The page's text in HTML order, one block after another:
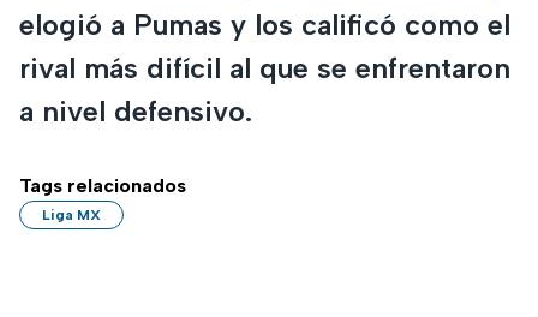
elogió a Pumas y los calificó como el
rival más difícil al que se enfrentaron
a nivel defensivo.
Tags relacionados
Liga MX